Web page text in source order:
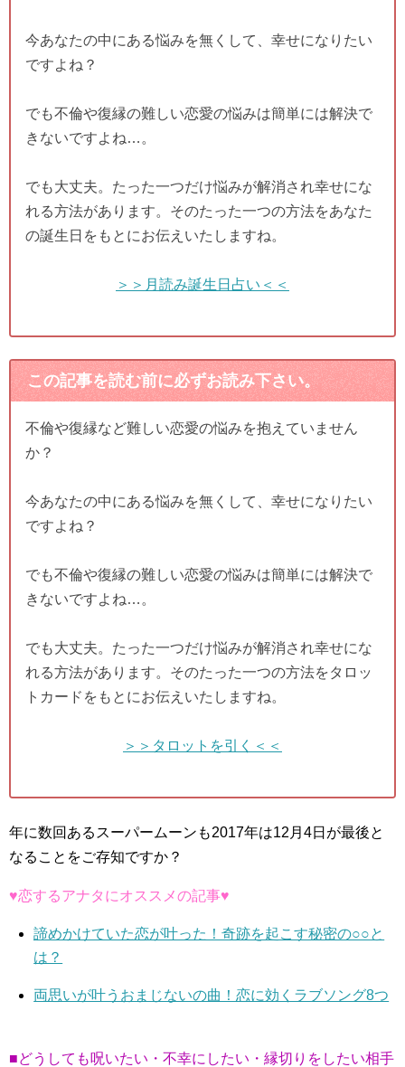
今あなたの中にある悩みを無くして、幸せになりたい
ですよね？
でも不倫や復縁の難しい恋愛の悩みは簡単には解決で
きないですよね…。
でも大丈夫。たった一つだけ悩みが解消され幸せにな
れる方法があります。そのたった一つの方法をあなた
の誕生日をもとにお伝えいたしますね。
＞＞月読み誕生日占い＜＜
この記事を読む前に必ずお読み下さい。
不倫や復縁など難しい恋愛の悩みを抱えていません
か？
今あなたの中にある悩みを無くして、幸せになりたい
ですよね？
でも不倫や復縁の難しい恋愛の悩みは簡単には解決で
きないですよね…。
でも大丈夫。たった一つだけ悩みが解消され幸せにな
れる方法があります。そのたった一つの方法をタロッ
トカードをもとにお伝えいたしますね。
＞＞タロットを引く＜＜
年に数回あるスーパームーンも2017年は12月4日が最後と
なることをご存知ですか？
♥恋するアナタにオススメの記事♥
諦めかけていた恋が叶った！奇跡を起こす秘密の○○と
は？
両思いが叶うおまじないの曲！恋に効くラブソング8つ
■どうしても呪いたい・不幸にしたい・縁切りをしたい相手